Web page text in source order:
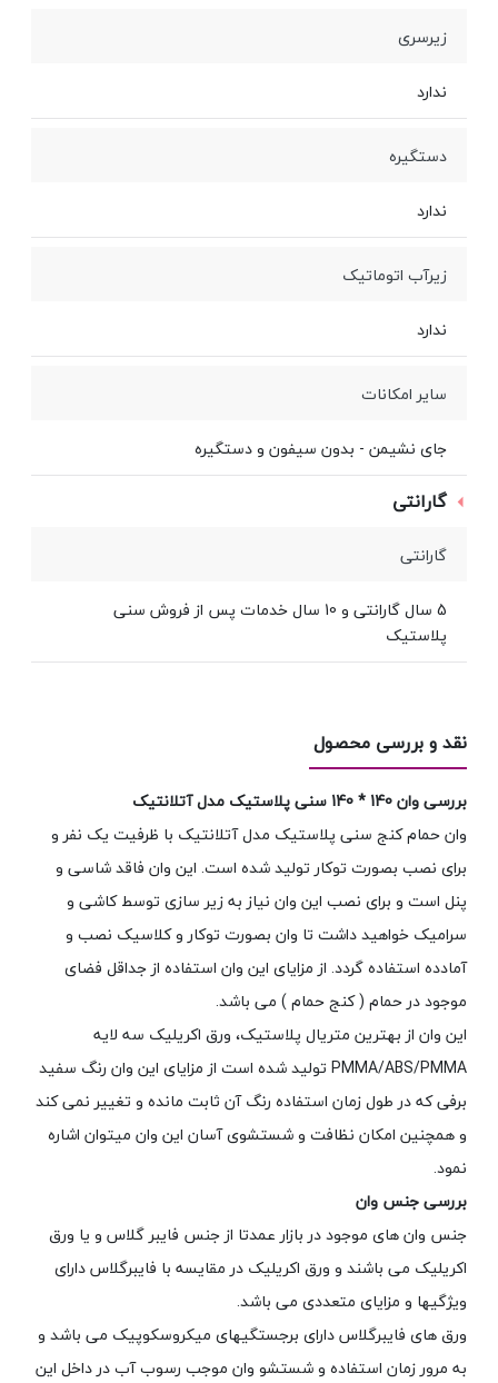
زیرسری
ندارد
دستگیره
ندارد
زیرآب اتوماتیک
ندارد
سایر امکانات
جای نشیمن - بدون سيفون و دستگيره
گارانتی
گارانتی
5 سال گارانتی و 10 سال خدمات پس از فروش سنی
پلاستیک
نقد و بررسی محصول
بررسی وان 140 * 140 سنی پلاستیک مدل آتلانتیک
وان حمام کنج سنی پلاستیک مدل آتلانتیک با ظرفیت یک نفر و
برای نصب بصورت توکار تولید شده است. این وان فاقد شاسی و
پنل است و برای نصب این وان نیاز به زیر سازی توسط کاشی و
سرامیک خواهید داشت تا وان بصورت توکار و کلاسیک نصب و
آمادده استفاده گردد. از مزایای این وان استفاده از جداقل فضای
موجود در حمام ( کنج حمام ) می باشد.
این وان از بهترین متریال پلاستیک، ورق اکریلیک سه لایه
PMMA/ABS/PMMA تولید شده است از مزایای این وان رنگ سفید
برفی که در طول زمان استفاده رنگ آن ثابت مانده و تغییر نمی کند
و همچنین امکان نظافت و شستشوی آسان این وان میتوان اشاره
نمود.
بررسی جنس وان
جنس وان های موجود در بازار عمدتا از جنس فایبر گلاس و یا ورق
اکریلیک می باشند و ورق اکریلیک در مقایسه با فایبرگلاس دارای
ویژگیها و مزایای متعددی می باشد.
ورق های فایبرگلاس دارای برجستگیهای میکروسکوپیک می باشد و
به مرور زمان استفاده و شستشو وان موجب رسوب آب در داخل این